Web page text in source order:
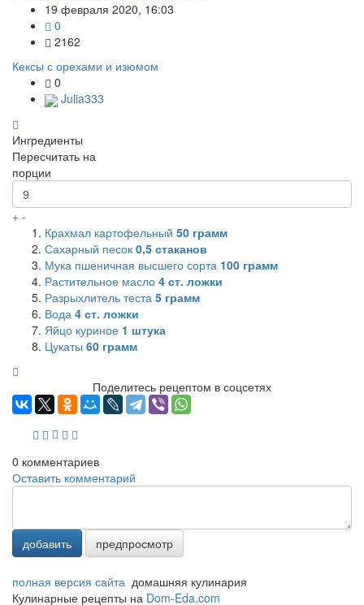
19 февраля 2020, 16:03
0
2162
Кексы с орехами и изюмом
0
Julia333
Ингредиенты
Пересчитать на
порции
+ -
Крахмал картофельный 50 грамм
Сахарный песок 0,5 стаканов
Мука пшеничная высшего сорта 100 грамм
Растительное масло 4 ст. ложки
Разрыхлитель теста 5 грамм
Вода 4 ст. ложки
Яйцо куриное 1 штука
Цукаты 60 грамм
Поделитесь рецептом в соцсетях
0 комментариев
Оставить комментарий
добавить предпросмотр
полная версия сайта домашняя кулинария
Кулинарные рецепты на Dom-Eda.com